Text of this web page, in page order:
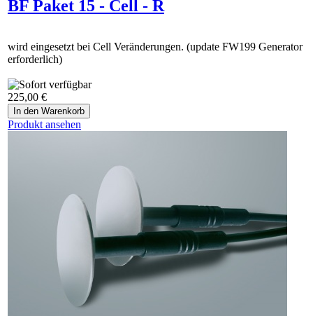
BF Paket 15 - Cell - R
wird eingesetzt bei Cell Veränderungen. (update FW199 Generator
erforderlich)
225,00 €
Produkt ansehen